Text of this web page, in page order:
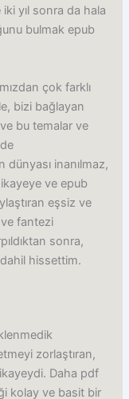
yıl sonra da hala
bulmak epub
çok farklı
bizi bağlayan
bu temalar ve
dünyası inanılmaz,
ve epub
eşsiz ve
fantezi
sonra,
hissettim.
zorlaştıran,
Daha pdf
kolay ve basit bir